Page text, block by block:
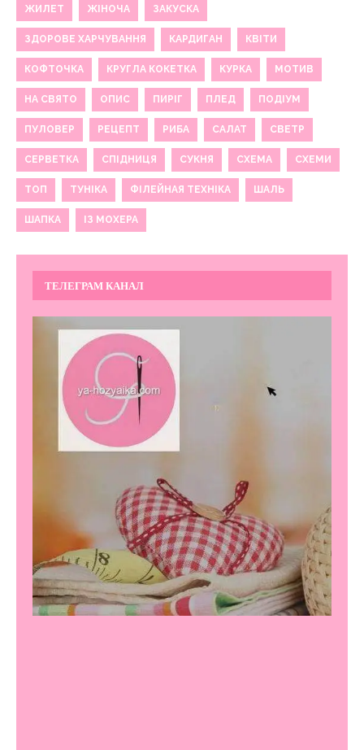
ЖИЛЕТ ЖІНОЧА ЗАКУСКА
ЗДОРОВЕ ХАРЧУВАННЯ КАРДИГАН КВІТИ
КОФТОЧКА КРУГЛА КОКЕТКА КУРКА МОТИВ
НА СВЯТО ОПИС ПИРІГ ПЛЕД ПОДІУМ
ПУЛОВЕР РЕЦЕПТ РИБА САЛАТ СВЕТР
СЕРВЕТКА СПІДНИЦЯ СУКНЯ СХЕМА СХЕМИ
ТОП ТУНІКА ФІЛЕЙНАЯ ТЕХНІКА ШАЛЬ
ШАПКА ІЗ МОХЕРА
ТЕЛЕГРАМ КАНАЛ